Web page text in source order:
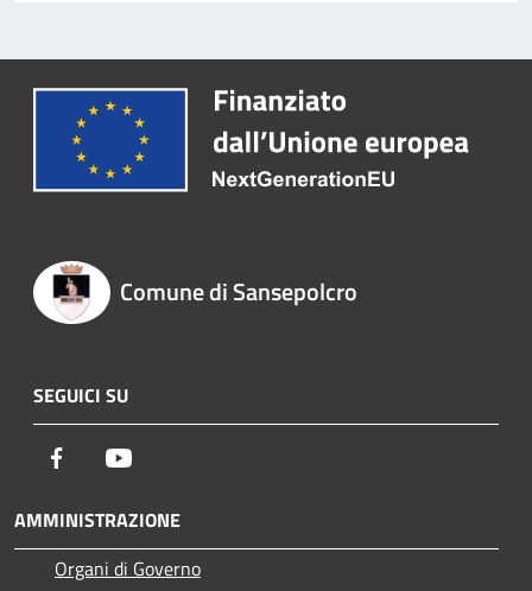
Comune di Sansepolcro
SEGUICI SU
Facebook
AMMINISTRAZIONE
Organi di Governo